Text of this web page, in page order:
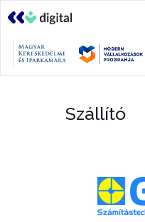
Szállító